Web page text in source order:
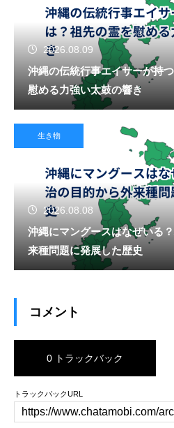
2026.08.09
沖縄の伝統行事エイサーが持
慰める力強い太鼓の響き
生き物
2026.08.08
沖縄にマングースはなぜいる
来種問題に発展した歴史
コメント
0 トラックバック
トラックバックURL